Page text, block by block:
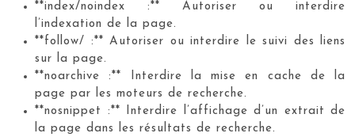
**index/noindex :** Autoriser ou interdire
l’indexation de la page.
**follow/ :** Autoriser ou interdire le suivi des liens
sur la page.
**noarchive :** Interdire la mise en cache de la
page par les moteurs de recherche.
**nosnippet :** Interdire l’affichage d’un extrait de
la page dans les résultats de recherche.